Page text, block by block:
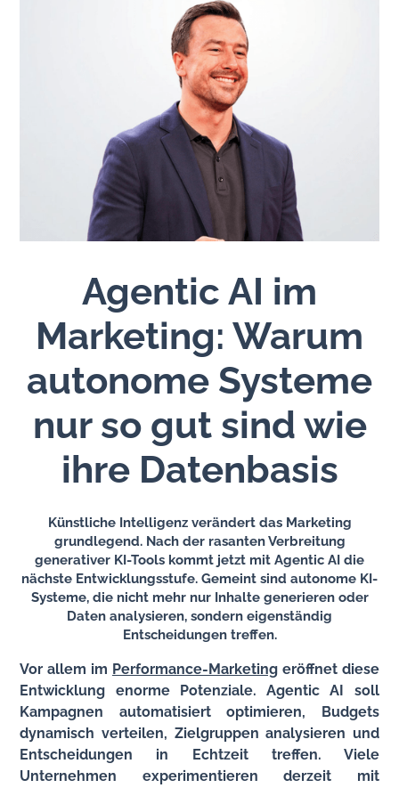
Agentic AI im
Marketing: Warum
autonome Systeme
nur so gut sind wie
ihre Datenbasis
Künstliche Intelligenz verändert das Marketing
grundlegend. Nach der rasanten Verbreitung
generativer KI-Tools kommt jetzt mit Agentic AI die
nächste Entwicklungsstufe. Gemeint sind autonome KI-
Systeme, die nicht mehr nur Inhalte generieren oder
Daten analysieren, sondern eigenständig
Entscheidungen treffen.
Vor allem im Performance-Marketingeröffnet diese
Entwicklung enorme Potenziale. Agentic AI soll
Kampagnen automatisiert optimieren, Budgets
dynamisch verteilen, Zielgruppen analysieren und
Entscheidungen in Echtzeit treffen. Viele
Unternehmen experimentieren derzeit mit